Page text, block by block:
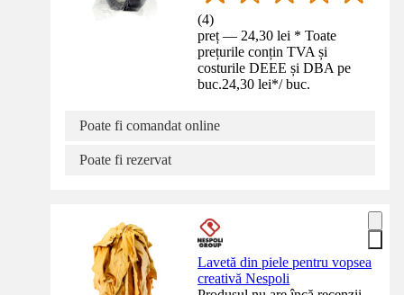
(4)
preț — 24,30 lei * Toate
prețurile conțin TVA și
costurile DEEE și DBA pe
buc.24,30 lei*/ buc.
Poate fi comandat online
Poate fi rezervat
Lavetă din piele pentru vopsea
creativă Nespoli